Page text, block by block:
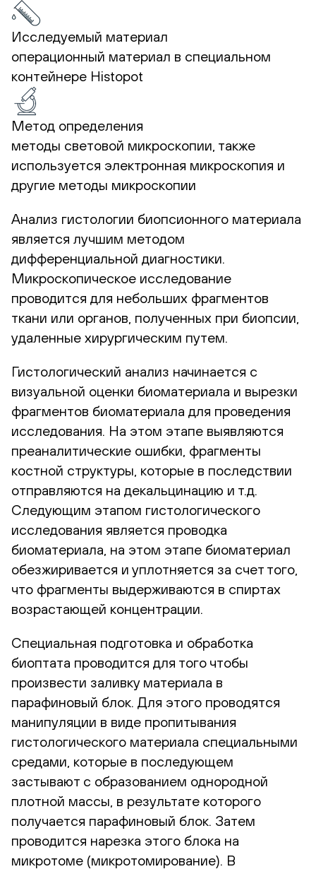
Исследуемый материал
операционный материал в специальном
контейнере Histopot
Метод определения
методы световой микроскопии, также
используется электронная микроскопия и
другие методы микроскопии
Анализ гистологии биопсионного материала
является лучшим методом
дифференциальной диагностики.
Микроскопическое исследование
проводится для небольших фрагментов
ткани или органов, полученных при биопсии,
удаленные хирургическим путем.
Гистологический анализ начинается с
визуальной оценки биоматериала и вырезки
фрагментов биоматериала для проведения
исследования. На этом этапе выявляются
преаналитические ошибки, фрагменты
костной структуры, которые в последствии
отправляются на декальцинацию и т.д.
Следующим этапом гистологического
исследования является проводка
биоматериала, на этом этапе биоматериал
обезжиривается и уплотняется за счет того,
что фрагменты выдерживаются в спиртах
возрастающей концентрации.
Специальная подготовка и обработка
биоптата проводится для того чтобы
произвести заливку материала в
парафиновый блок. Для этого проводятся
манипуляции в виде пропитывания
гистологического материала специальными
средами, которые в последующем
застывают с образованием однородной
плотной массы, в результате которого
получается парафиновый блок. Затем
проводится нарезка этого блока на
микротоме (микротомирование). В